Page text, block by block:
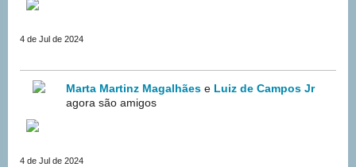
4 de Jul de 2024
Marta Martinz Magalhães e Luiz de Campos Jr
agora são amigos
4 de Jul de 2024